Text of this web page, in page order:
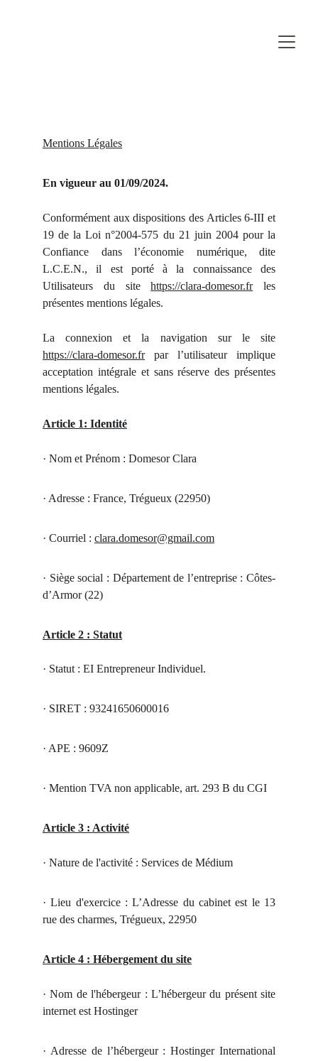
Mentions Légales
En vigueur au 01/09/2024.
Conformément aux dispositions des Articles 6-III et
19 de la Loi n°2004-575 du 21 juin 2004 pour la
Confiance dans l’économie numérique, dite
L.C.E.N., il est porté à la connaissance des
Utilisateurs du sitehttps://clara-domesor.frles
présentes mentions légales.
La connexion et la navigation sur le site
https://clara-domesor.frpar l’utilisateur implique
acceptation intégrale et sans réserve des présentes
mentions légales.
Article 1: Identité
· Nom et Prénom : Domesor Clara
· Adresse : France, Trégueux (22950)
· Courriel : clara.domesor@gmail.com
· Siège social : Département de l’entreprise : Côtes-
d’Armor (22)
Article 2 : Statut
· Statut : EI Entrepreneur Individuel.
· SIRET : 93241650600016
· APE : 9609Z
· Mention TVA non applicable, art. 293 B du CGI
Article 3 : Activité
· Nature de l'activité : Services de Médium
· Lieu d'exercice : L’Adresse du cabinet est le 13
rue des charmes, Trégueux, 22950
Article 4 : Hébergement du site
· Nom de l'hébergeur : L’hébergeur du présent site
internet est Hostinger
· Adresse de l’hébergeur : Hostinger International